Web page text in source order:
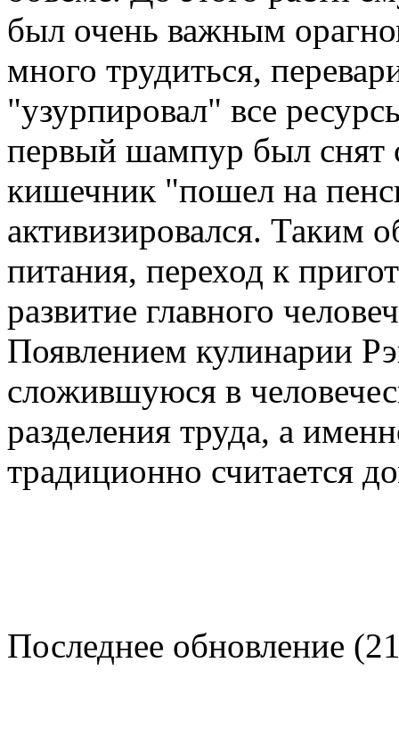
был очень важным
много трудиться,
"узурпировал" все
первый шампур был снят
кишечник "пошел на
активизировался. Таким
питания, переход к
развитие главного
Появлением кулинарии
сложившуюся в
разделения труда, а
традиционно считается
Последнее обновление